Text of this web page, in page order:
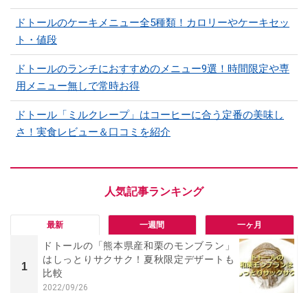
ドトールのケーキメニュー全5種類！カロリーやケーキセッ
ト・値段
ドトールのランチにおすすめのメニュー9選！時間限定や専
用メニュー無しで常時お得
ドトール「ミルクレープ」はコーヒーに合う定番の美味し
さ！実食レビュー＆口コミを紹介
最新 一週間 一ヶ月
1
ドトールの「熊本県産和栗のモンブラン」
はしっとりサクサク！夏秋限定デザートも
比較
2022/09/26